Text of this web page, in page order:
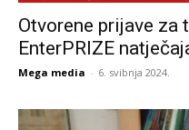
Otvorene prijave za
EnterPRIZE
Mega media - 6. svibnja 2024.